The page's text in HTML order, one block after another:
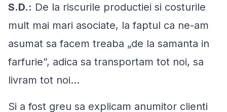
S.D.: De la riscurile productiei si costurile
mult mai mari asociate, la faptul ca ne-am
asumat sa facem treaba „de la samanta in
farfurie”, adica sa transportam tot noi, sa
livram tot noi...
Si a fost greu sa explicam anumitor clienti